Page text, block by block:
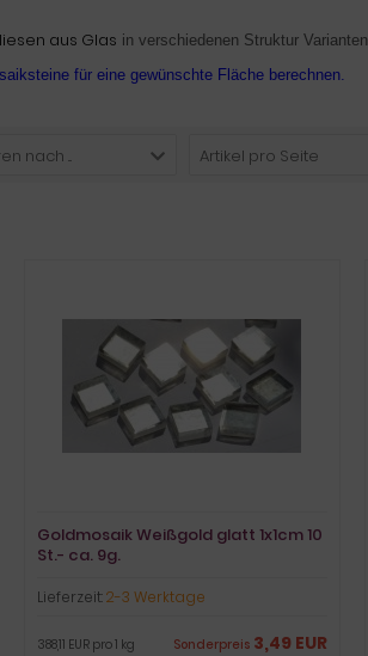
aus Glas in verschiedenen Struktur Varianten
für eine gewünschte Fläche berechnen.
nach ... Artikel pro Seite
Goldmosaik Weißgold glatt 1x1cm 10
St.- ca. 9g.
Lieferzeit:2-3 Werktage
Sonderpreis 3,49 EUR
388,11 EUR pro 1 kg